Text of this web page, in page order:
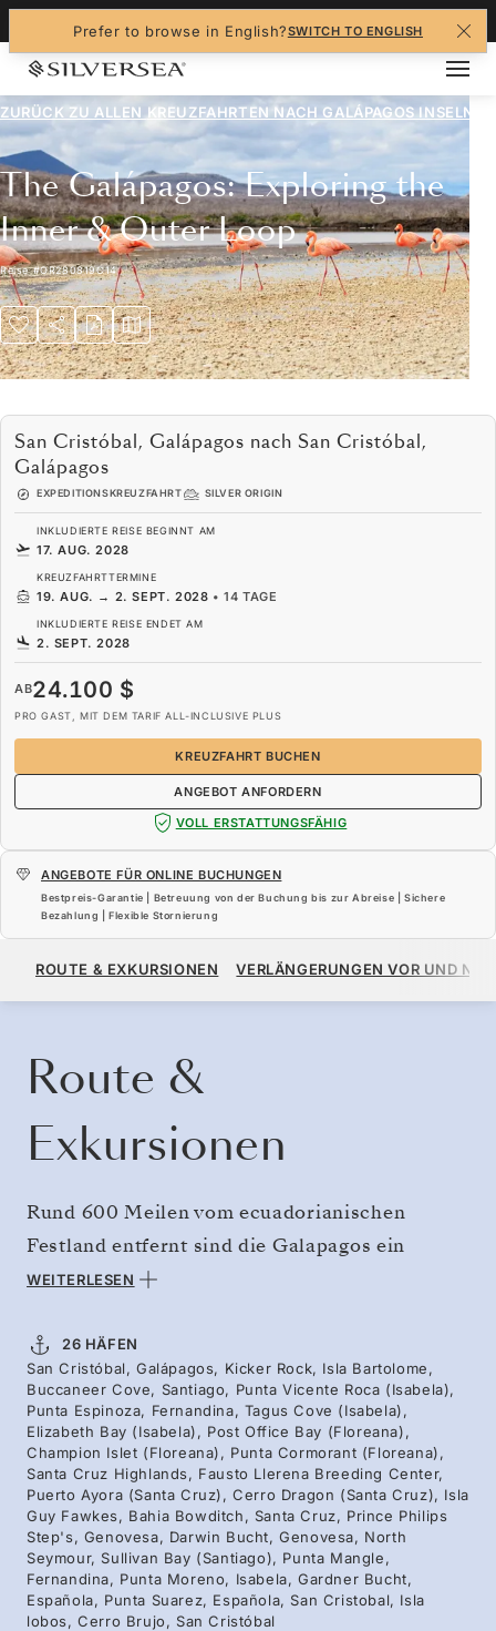
Prefer to browse in English?SWITCH TO ENGLISH
ZURÜCK ZU ALLEN KREUZFAHRTEN NACH GALÁPAGOS INSELN
The Galápagos: Exploring the
Inner & Outer Loop
Reise#OR280819C14
San Cristóbal, Galápagos nach San Cristóbal,
Galápagos
EXPEDITIONSKREUZFAHRT SILVER ORIGIN
INKLUDIERTE REISE BEGINNT AM
17. AUG. 2028
KREUZFAHRTTERMINE
19. AUG. → 2. SEPT. 2028 •14 TAGE
INKLUDIERTE REISE ENDET AM
2. SEPT. 2028
AB24.100 $
PRO GAST, MIT DEM TARIF ALL-INCLUSIVE PLUS
KREUZFAHRT BUCHEN
ANGEBOT ANFORDERN
VOLL ERSTATTUNGSFÄHIG
ANGEBOTE FÜR ONLINE BUCHUNGEN
Bestpreis-Garantie | Betreuung von der Buchung bis zur Abreise | Sichere
Bezahlung | Flexible Stornierung
24.100 $
ROUTE & EXKURSIONEN VERLÄNGERUNGEN VOR UND
Route &
Exkursionen
Rund 600 Meilen vom ecuadorianischen
Festland entfernt sind die Galapagos ein
Refugium wie kein anderes. Besuchen Sie die
Gewässer Galapagos-Pinguine und
flugunfähige Kormorane ins Meer locken und
so hervorragende Gelegenheit zum
Schnorcheln und Tauchen bieten. Wale und
Delfine sind in den westlichen Wasserstraßen
häufig anzutreffen. Auf Española haben Sie
sogar die Chance, den Wellenalbatros zu
sehen – und die endemische Spottdrossel zu
hören.
WEITERLESEN
26 HÄFEN
San Cristóbal, Galápagos, Kicker Rock, Isla Bartolome,
Buccaneer Cove, Santiago, Punta Vicente Roca (Isabela),
Punta Espinoza, Fernandina, Tagus Cove (Isabela),
Elizabeth Bay (Isabela), Post Office Bay (Floreana),
Champion Islet (Floreana), Punta Cormorant (Floreana),
Santa Cruz Highlands, Fausto Llerena Breeding Center,
Puerto Ayora (Santa Cruz), Cerro Dragon (Santa Cruz), Isla
Guy Fawkes, Bahia Bowditch, Santa Cruz, Prince Philips
Step's, Genovesa, Darwin Bucht, Genovesa, North
Seymour, Sullivan Bay (Santiago), Punta Mangle,
Fernandina, Punta Moreno, Isabela, Gardner Bucht,
Española, Punta Suarez, Española, San Cristobal, Isla
lobos, Cerro Brujo, San Cristóbal